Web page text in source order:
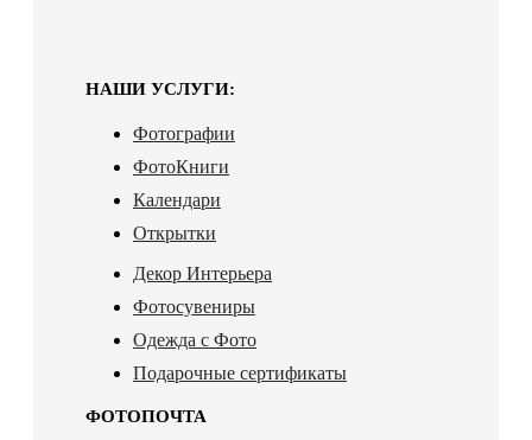
НАШИ УСЛУГИ:
Фотографии
ФотоКниги
Календари
Открытки
Декор Интерьера
Фотосувениры
Одежда с Фото
Подарочные сертификаты
ФОТОПОЧТА